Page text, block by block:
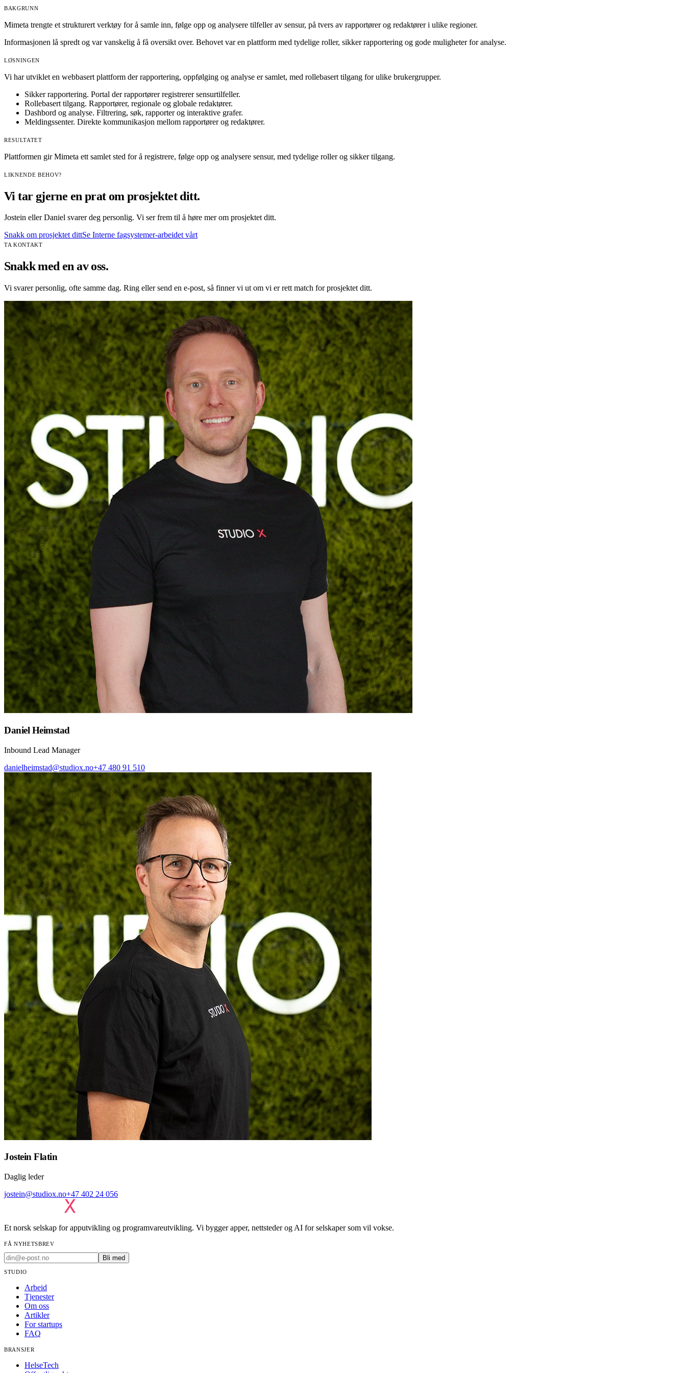
BAKGRUNN
Mimeta trengte et strukturert verktøy for å samle inn, følge opp og analysere tilfeller av sensur, på tvers av rapportører og redaktører i ulike regioner.
Informasjonen lå spredt og var vanskelig å få oversikt over. Behovet var en plattform med tydelige roller, sikker rapportering og gode muligheter for analyse.
LØSNINGEN
Vi har utviklet en webbasert plattform der rapportering, oppfølging og analyse er samlet, med rollebasert tilgang for ulike brukergrupper.
Sikker rapportering. Portal der rapportører registrerer sensurtilfeller.
Rollebasert tilgang. Rapportører, regionale og globale redaktører.
Dashbord og analyse. Filtrering, søk, rapporter og interaktive grafer.
Meldingssenter. Direkte kommunikasjon mellom rapportører og redaktører.
RESULTATET
Plattformen gir Mimeta ett samlet sted for å registrere, følge opp og analysere sensur, med tydelige roller og sikker tilgang.
LIKNENDE BEHOV?
Vi tar gjerne en prat om prosjektet ditt.
Jostein eller Daniel svarer deg personlig. Vi ser frem til å høre mer om prosjektet ditt.
Snakk om prosjektet dittSe Interne fagsystemer-arbeidet vårt
TA KONTAKT
Snakk med en av oss.
Vi svarer personlig, ofte samme dag. Ring eller send en e-post, så finner vi ut om vi er rett match for prosjektet ditt.
Daniel Heimstad
Inbound Lead Manager
danielheimstad@studiox.no+47 480 91 510
Jostein Flatin
Daglig leder
jostein@studiox.no+47 402 24 056
Et norsk selskap for apputvikling og programvareutvikling. Vi bygger apper, nettsteder og AI for selskaper som vil vokse.
FÅ NYHETSBREV
Bli med
STUDIO
Arbeid
Tjenester
Om oss
Artikler
For startups
FAQ
BRANSJER
HelseTech